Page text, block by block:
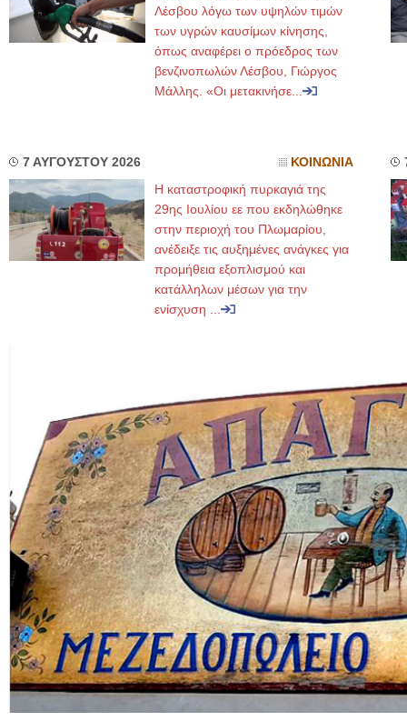
Λέσβου λόγω των υψηλών τιμών
των υγρών καυσίμων κίνησης,
όπως αναφέρει ο πρόεδρος των
βενζινοπωλών Λέσβου, Γιώργος
Μάλλης. «Οι μετακινήσε...
7 ΑΥΓΟΥΣΤΟΥ 2026 ΚΟΙΝΩΝΙΑ
Η καταστροφική πυρκαγιά της
29ης Ιουλίου εε που εκδηλώθηκε
στην περιοχή του Πλωμαρίου,
ανέδειξε τις αυξημένες ανάγκες για
προμήθεια εξοπλισμού και
κατάλληλων μέσων για την
ενίσχυση ...